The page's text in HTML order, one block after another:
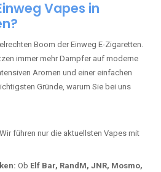
Vapes in
Boom der Einweg E-Zigaretten.
immer mehr Dampfer auf moderne
Aromen und einer einfachen
Gründe, warum Sie bei uns
Wir führen nur die aktuellsten Vapes mit
Ob Elf Bar, RandM, JNR, Mosmo,